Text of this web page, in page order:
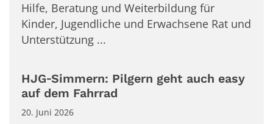
Hilfe, Beratung und Weiterbildung für
Kinder, Jugendliche und Erwachsene Rat und
Unterstützung ...
HJG‑Simmern: Pilgern geht auch easy
auf dem Fahrrad
20. Juni 2026